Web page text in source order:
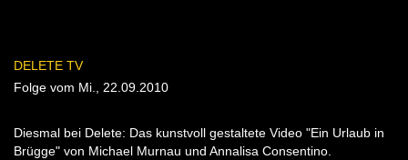
DELETE TV
Folge vom Mi., 22.09.2010
Diesmal bei Delete: Das kunstvoll gestaltete Video "Ein Urlaub in
Brügge" von Michael Murnau und Annalisa Consentino.